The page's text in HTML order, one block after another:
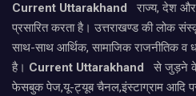
Current Uttarakhand
राज्य, देश और
प्रसारित करता है। उत्तराखण्ड की लोक
साथ-साथ आर्थिक, सामाजिक राजनीतिक व
है। Current Uttarakhand
से जुड़ने के
फेसबुक पेज,यू-ट्यूब चैनल,इंस्टाग्राम आदि